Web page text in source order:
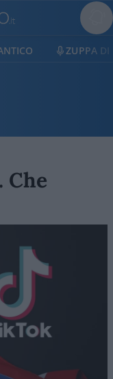
ZUPPA DI PORRO
Che